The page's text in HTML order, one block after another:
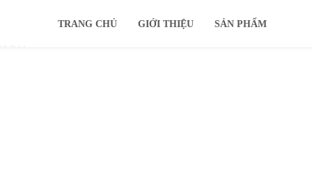
TRANG CHỦ GIỚI THIỆU SẢN PHẨM